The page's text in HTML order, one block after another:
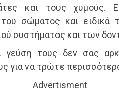
και τους χυμούς.
του σώματος και ειδικά
συστήματος και των
γεύση τους δεν σας
για να τρώτε
Advertisment